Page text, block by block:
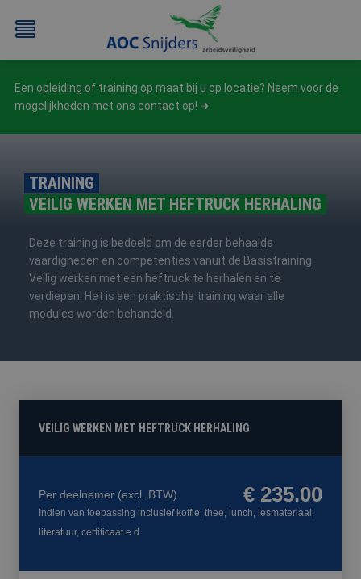
BEHEERDER
/
ATEX
/
NEN3140
BESLOTEN
BHV
EERSTE
SOCIALE
REACHTRUCK
Een opleiding of training op maat bij u op locatie? Neem voor de
mogelijkheden met ons contact op!
TRAINING
VEILIG WERKEN MET HEFTRUCK HERHALING
Deze training is bedoeld om de eerder behaalde
vaardigheden en competenties vanuit de Basistraining
Veilig werken met een heftruck te herhalen en te
verdiepen. Het is een praktische training waar alle
modules worden behandeld.
VEILIG WERKEN MET HEFTRUCK HERHALING
Per deelnemer (excl. BTW) € 235.00
Indien van toepassing inclusief koffie, thee, lunch, lesmateriaal,
literatuur, certificaat e.d.